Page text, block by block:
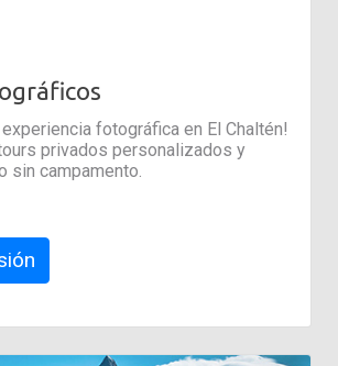
experiencia fotográfica en El Chaltén!
privados personalizados y
sin campamento.